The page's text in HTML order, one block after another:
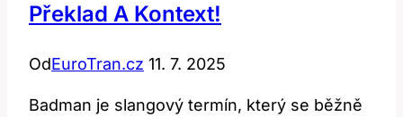
Překlad A Kontext!
OdEuroTran.cz 11. 7. 2025
Badman je slangový termín, který se běžně